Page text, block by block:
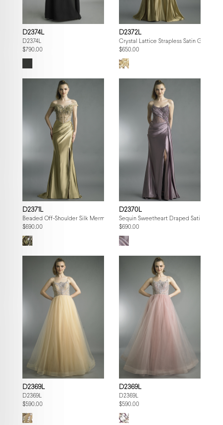
D2374L
D2374L
$790.00
D2372L
Crystal Lattice Strapless Satin Gown
$650.00
D2371L
Beaded Off-Shoulder Silk Mermaid Gown
$690.00
D2370L
Sequin Sweetheart Draped Satin Gown
$690.00
D2369L
D2369L
$590.00
D2369L
D2369L
$590.00